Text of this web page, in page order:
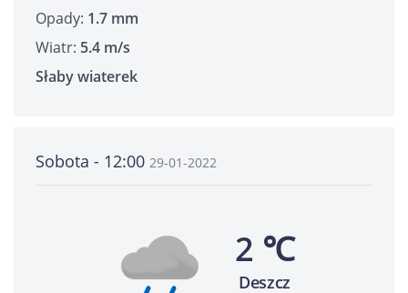
Opady: 1.7 mm
Wiatr: 5.4 m/s
Słaby wiaterek
Sobota - 12:00 29-01-2022
2 ℃
Deszcz